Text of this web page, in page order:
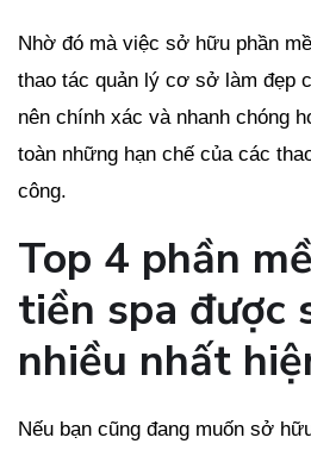
Nhờ đó mà việc sở hữu phần
thao tác quản lý cơ sở làm đẹp
nên chính xác và nhanh chóng
toàn những hạn chế của các
công.
Top 4 phần
tiền spa được
nhiều nhất
Nếu bạn cũng đang muốn sở